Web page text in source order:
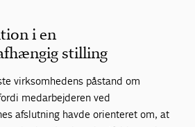
i en
stilling
virksomhedens påstand om
medarbejderen ved
afslutning havde orienteret om, at